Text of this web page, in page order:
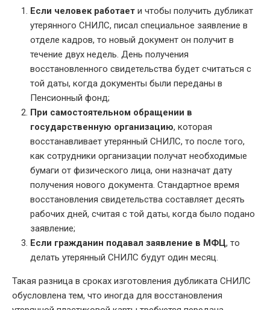
Если человек работает и чтобы получить дубликат
утерянного СНИЛС, писал специальное заявление в
отделе кадров, то новый документ он получит в
течение двух недель. День получения
восстановленного свидетельства будет считаться с
той даты, когда документы были переданы в
Пенсионный фонд;
При самостоятельном обращении в
государственную организацию, которая
восстанавливает утерянный СНИЛС, то после того,
как сотрудники организации получат необходимые
бумаги от физического лица, они назначат дату
получения нового документа. Стандартное время
восстановления свидетельства составляет десять
рабочих дней, считая с той даты, когда было подано
заявление;
Если гражданин подавал заявление в МФЦ, то
делать утерянный СНИЛС будут один месяц.
Такая разница в сроках изготовления дубликата СНИЛС
обусловлена тем, что иногда для восстановления